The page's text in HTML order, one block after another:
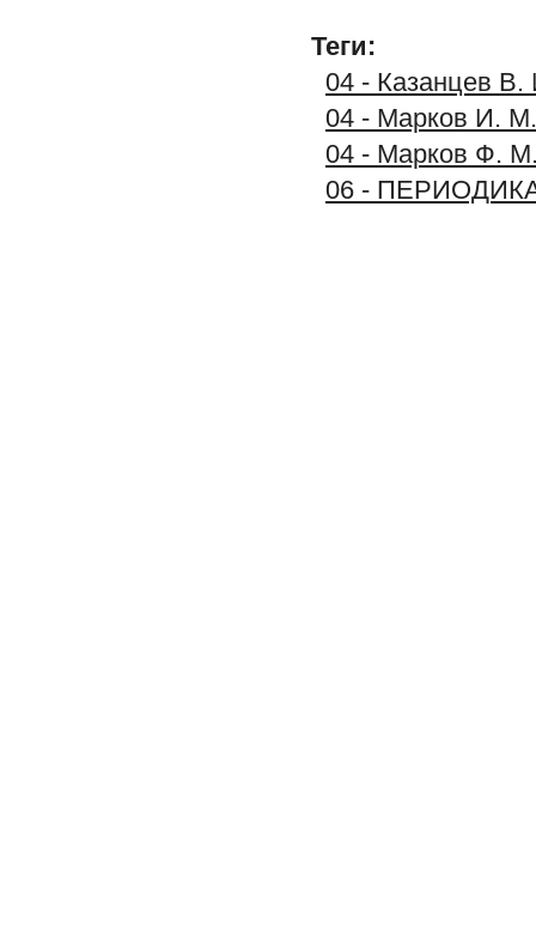
Теги:
04 - Казанцев В.
04 - Марков И.
04 - Марков Ф.
06 -